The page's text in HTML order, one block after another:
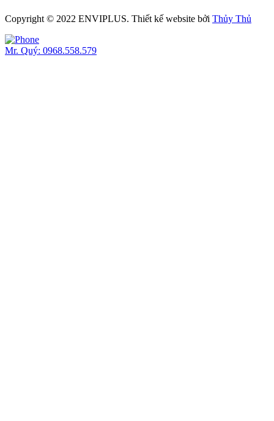
Copyright © 2022 ENVIPLUS. Thiết kế website bởi Thủy Thủ
Mr. Quý: 0968.558.579